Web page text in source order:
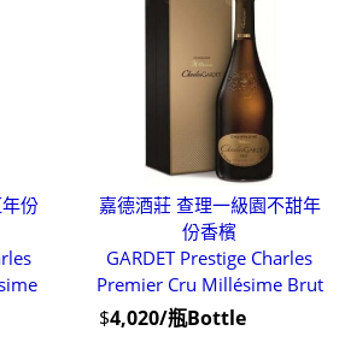
份
嘉德酒莊 查理一級園不甜年
份香檳
GARDET Prestige Charles
Premier Cru Millésime Brut
$4,020/瓶Bottle